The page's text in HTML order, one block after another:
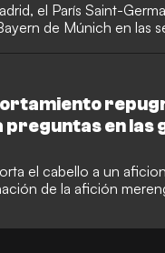
el París Saint-
de Múnich en las
en las
de la afición